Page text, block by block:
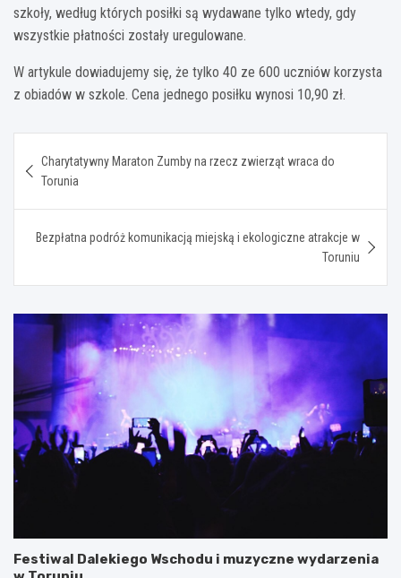
szkoły, według których posiłki są wydawane tylko wtedy, gdy
wszystkie płatności zostały uregulowane.
W artykule dowiadujemy się, że tylko 40 ze 600 uczniów korzysta
z obiadów w szkole. Cena jednego posiłku wynosi 10,90 zł.
wpisu
Charytatywny Maraton Zumby na rzecz zwierząt wraca do
Torunia
Bezpłatna podróż komunikacją miejską i ekologiczne atrakcje w
Toruniu
Festiwal Dalekiego Wschodu i muzyczne wydarzenia